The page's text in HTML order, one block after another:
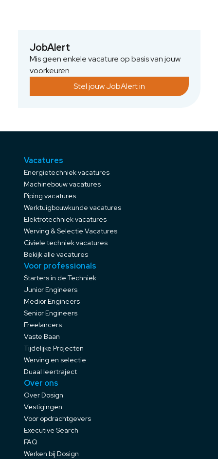
leveringen en fabricage volgens afspraken.
Je werkt een testplan uit en bent betrokken
tot Commissioning.
JobAlert
Mis geen enkele vacature op basis van jouw
voorkeuren.
Stel jouw JobAlert in
Vacatures
Energietechniek vacatures
Machinebouw vacatures
Piping vacatures
Werktuigbouwkunde vacatures
Elektrotechniek vacatures
Werving & Selectie Vacatures
Civiele techniek vacatures
Bekijk alle vacatures
Voor professionals
Starters in de Techniek
Junior Engineers
Medior Engineers
Senior Engineers
Freelancers
Vaste Baan
Tijdelijke Projecten
Werving en selectie
Duaal leertraject
Over ons
Over Dosign
Vestigingen
Voor opdrachtgevers
Executive Search
FAQ
Werken bij Dosign